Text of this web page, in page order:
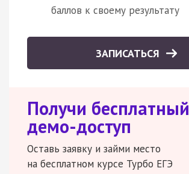
баллов к своему результату
ЗАПИСАТЬСЯ
Получи бесплатный
демо-доступ
Оставь заявку и займи место
на бесплатном курсе Турбо ЕГЭ